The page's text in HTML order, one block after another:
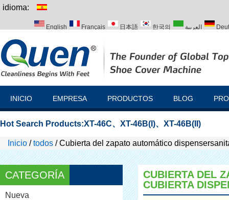
idioma:
English Français 日本語 한국의 العربية
INICIO EMPRESA PRODUCTOS BLOG
Hot Search Products:XT-46C、 XT-46B(I)、 XT-46B(II)
Inicio /todos /Cubierta del zapato automático
CATEGORÍA
Nueva
CUBIERTA DEL
CUBIERTA